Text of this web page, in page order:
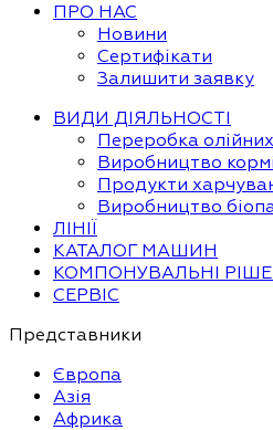
ПРО НАС
Новини
Сертифікати
Залишити заявку
ВИДИ ДІЯЛЬНОСТІ
Переробка
Виробництво
Продукти
Виробництво
ЛІНІЇ
КАТАЛОГ МАШИН
КОМПОНУВАЛЬНІ
СЕРВІС
Представники
Європа
Азія
Африка